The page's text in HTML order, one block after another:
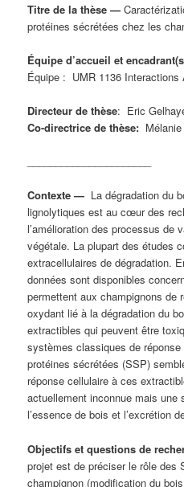
Titre de la thèse —
protéines sécrétées chez les
Équipe d’accueil et
Équipe : UMR 1136 Interactions
Directeur de thèse: Eric
Co-directrice de thèse:
Contexte — La dégradation du
lignolytiques est au cœur des
l’amélioration des processus de
végétale. La plupart des études
extracellulaires de dégradation.
données sont disponibles
permettent aux champignons de
oxydant lié à la dégradation du
extractibles qui peuvent être
systèmes classiques de
protéines sécrétées (SSP)
réponse cellulaire à ces
actuellement inconnue mais une
l’essence de bois et l’excrétion
Objectifs et questions de
projet est de préciser le rôle des
champignon (modification du